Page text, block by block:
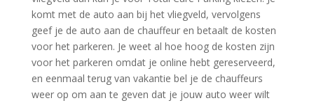
komt met de auto aan bij het vliegveld, vervolgens
geef je de auto aan de chauffeur en betaalt de kosten
voor het parkeren. Je weet al hoe hoog de kosten zijn
voor het parkeren omdat je online hebt gereserveerd,
en eenmaal terug van vakantie bel je de chauffeurs
weer op om aan te geven dat je jouw auto weer wilt